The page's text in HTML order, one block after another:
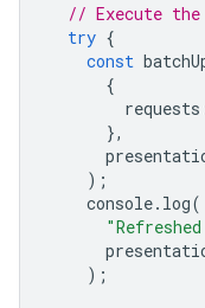
// Execute the
try {
const
{
requests
},
);
console. log(
);